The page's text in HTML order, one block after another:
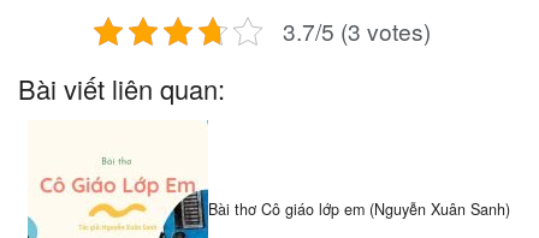
3.7/5 (3 votes)
Bài viết liên quan:
Bài thơ Cô giáo lớp em (Nguyễn Xuân Sanh)